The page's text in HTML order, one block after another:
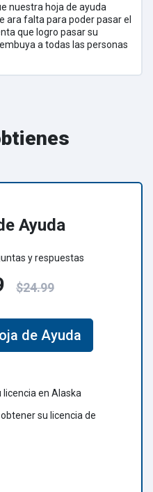
nuestra hoja de ayuda
ara falta para poder pasar el
que logro pasar su
a todas las personas
Ayuda
y respuestas
$24.99
de Ayuda
en Alaska
su licencia de